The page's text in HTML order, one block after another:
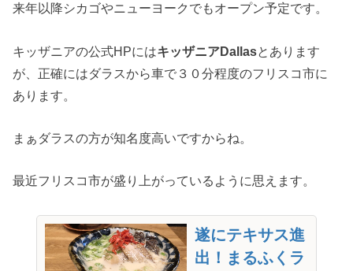
来年以降シカゴやニューヨークでもオープン予定です。
キッザニアの公式HPにはキッザニアDallasとあります
が、正確にはダラスから車で３０分程度のフリスコ市に
あります。
まぁダラスの方が知名度高いですからね。
最近フリスコ市が盛り上がっているように思えます。
遂にテキサス進
出！まるふくラ